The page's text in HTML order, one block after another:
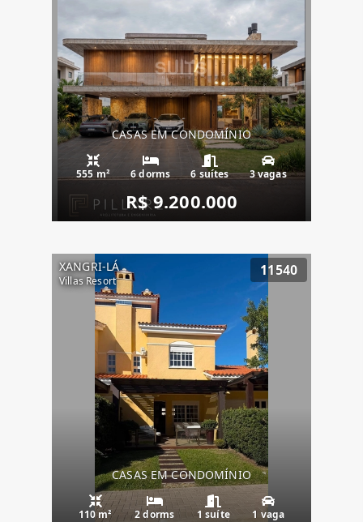
CASAS EM CONDOMÍNIO
555 m² 6 dorms 6 suítes 3 vagas
R$ 9.200.000
XANGRI-LÁ
Villas Resort
11540
CASAS EM CONDOMÍNIO
110 m² 2 dorms 1 suíte 1 vaga